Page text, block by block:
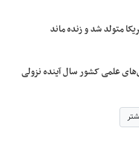
متولد شد و زنده ماند
علمی کشور سال آینده نزولی